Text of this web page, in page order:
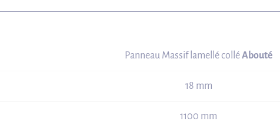
Panneau Massif lamellé colléAbouté
18 mm
1100 mm